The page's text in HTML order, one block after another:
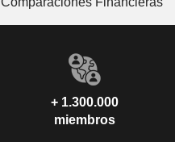
+ 1.300.000
miembros